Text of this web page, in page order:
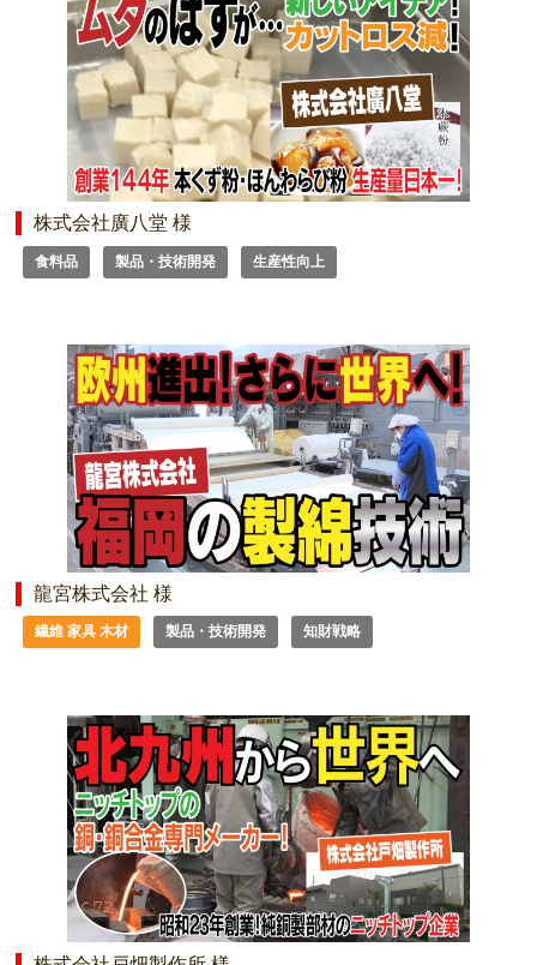
株式会社廣八堂 様
食料品 製品・技術開発 生産性向上
龍宮株式会社 様
繊維 家具 木材 製品・技術開発 知財戦略